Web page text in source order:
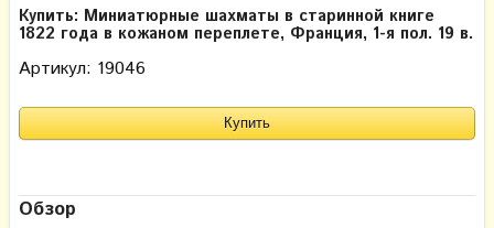
Купить: Миниатюрные шахматы в старинной книге
1822 года в кожаном переплете, Франция, 1-я пол. 19 в.
Артикул: 19046
Обзор